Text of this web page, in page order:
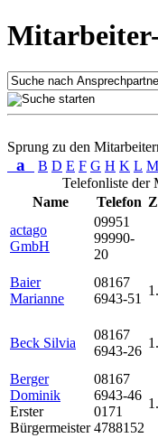
Sprung zu den
a B D E F G H K L M
Telefonliste der
Name
Telefon
actago
GmbH
09951
99990-
20
Baier
Marianne
08167
6943-51
Beck Silvia
08167
6943-26
Berger
Dominik
Erster
Bürgermeister
08167
6943-46
0171
4788152